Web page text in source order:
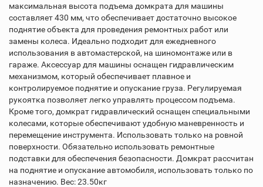
максимальная высота подъема домкрата для машины
составляет 430 мм, что обеспечивает достаточно высокое
поднятие объекта для проведения ремонтных работ или
замены колеса. Идеально подходит для ежедневного
использования в автомастерской, на шиномонтаже или в
гараже. Аксессуар для машины оснащен гидравлическим
механизмом, который обеспечивает плавное и
контролируемое поднятие и опускание груза. Регулируемая
рукоятка позволяет легко управлять процессом подъема.
Кроме того, домкрат гидравлический оснащен специальными
колесами, которые обеспечивают удобную маневренность и
перемещение инструмента. Использовать только на ровной
поверхности. Обязательно использовать ремонтные
подставки для обеспечения безопасности. Домкрат рассчитан
на поднятие и опускание автомобиля, использовать только по
назначению. Вес: 23.50кг